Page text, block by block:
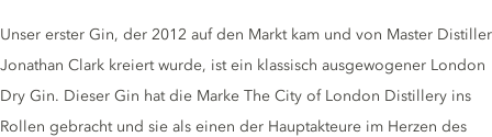
Gin description
Unser erster Gin, der 2012 auf den Markt kam und von Master Distiller
Jonathan Clark kreiert wurde, ist ein klassisch ausgewogener London
Dry Gin. Dieser Gin hat die Marke The City of London Distillery ins
Rollen gebracht und sie als einen der Hauptakteure im Herzen des